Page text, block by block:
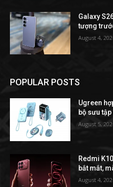
Galaxy
tượng
August 4,
POPULAR POSTS
Ugreen
bộ sưu
August 5,
Redmi
bắt mắt,
August 4,